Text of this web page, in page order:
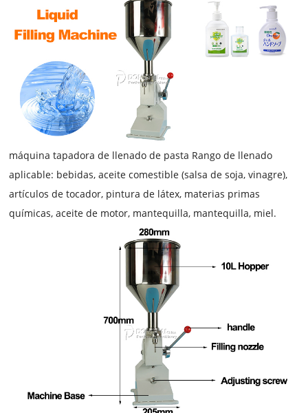
máquina tapadora de llenado de pasta Rango de llenado
aplicable: bebidas, aceite comestible (salsa de soja, vinagre),
artículos de tocador, pintura de látex, materias primas
químicas, aceite de motor, mantequilla, mantequilla, miel.